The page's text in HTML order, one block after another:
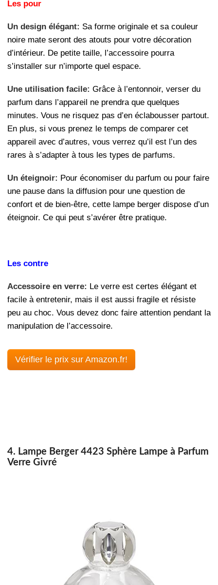
Les pour
Un design élégant: Sa forme originale et sa couleur
noire mate seront des atouts pour votre décoration
d’intérieur. De petite taille, l’accessoire pourra
s’installer sur n’importe quel espace.
Une utilisation facile: Grâce à l’entonnoir, verser du
parfum dans l’appareil ne prendra que quelques
minutes. Vous ne risquez pas d’en éclabousser partout.
En plus, si vous prenez le temps de comparer cet
appareil avec d’autres, vous verrez qu’il est l’un des
rares à s’adapter à tous les types de parfums.
Un éteignoir: Pour économiser du parfum ou pour faire
une pause dans la diffusion pour une question de
confort et de bien-être, cette lampe berger dispose d’un
éteignoir. Ce qui peut s’avérer être pratique.
Les contre
Accessoire en verre: Le verre est certes élégant et
facile à entretenir, mais il est aussi fragile et résiste
peu au choc. Vous devez donc faire attention pendant la
manipulation de l’accessoire.
Vérifier le prix sur Amazon.fr!
4. Lampe Berger 4423 Sphère Lampe à Parfum
Verre Givré